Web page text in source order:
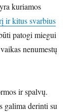
kuriamos
ir kitus svarbius
patogi miegui
nenumestų
ir spalvų.
galima derinti su